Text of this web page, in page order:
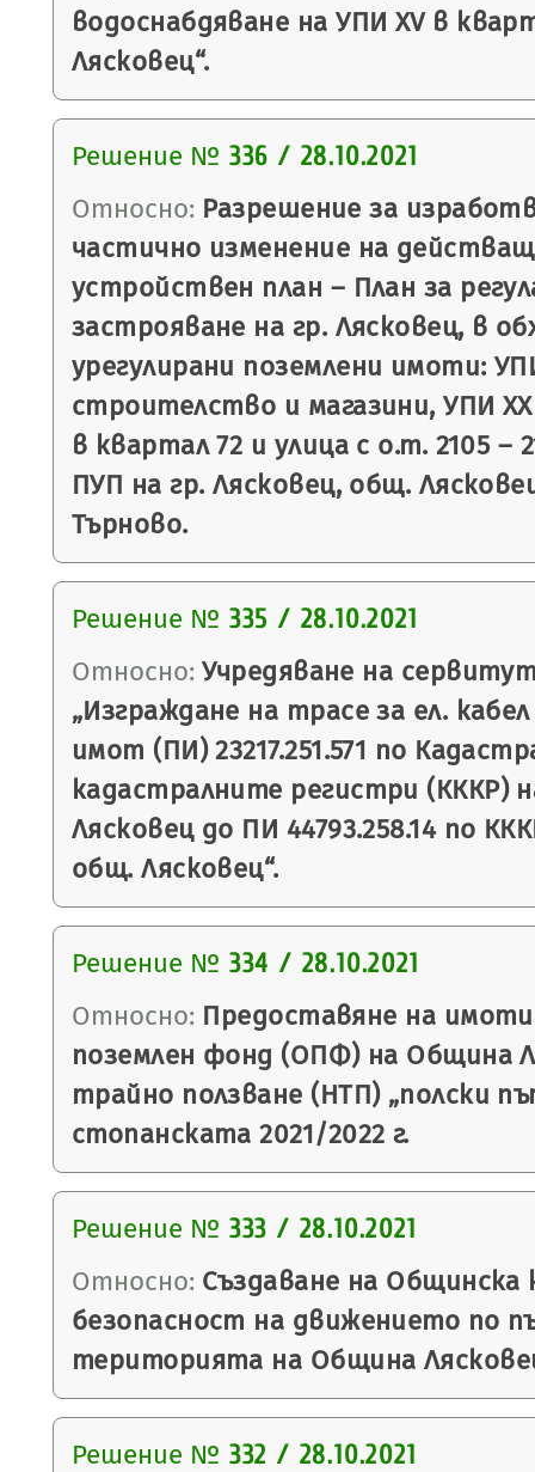
водоснабдяване на УПИ XV в
Лясковец“.
Решение № 336 / 28.10.2021
Относно: Разрешение за
частично изменение на
устройствен план – План за
застрояване на гр. Лясковец, в
урегулирани поземлени имоти:
строителство и магазини, УПИ
в квартал 72 и улица с о.т. 2105 –
ПУП на гр. Лясковец, общ.
Търново.
Решение № 335 / 28.10.2021
Относно: Учредяване на
„Изграждане на трасе за ел.
имот (ПИ) 23217.251.571 по
кадастралните регистри (КККР)
Лясковец до ПИ 44793.258.14 по
общ. Лясковец“.
Решение № 334 / 28.10.2021
Относно: Предоставяне на
поземлен фонд (ОПФ) на Община
трайно ползване (НТП) „полски
стопанската 2021/2022 г.
Решение № 333 / 28.10.2021
Относно: Създаване на Общинска
безопасност на движението по
територията на Община
Решение № 332 / 28.10.2021